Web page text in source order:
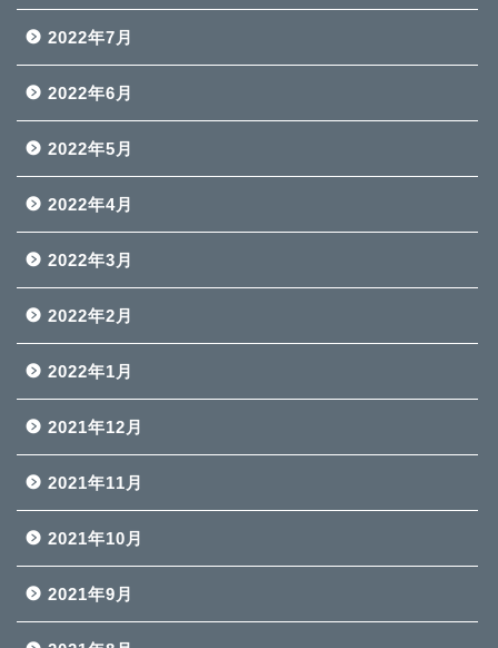
2022年7月
2022年6月
2022年5月
2022年4月
2022年3月
2022年2月
2022年1月
2021年12月
2021年11月
2021年10月
2021年9月